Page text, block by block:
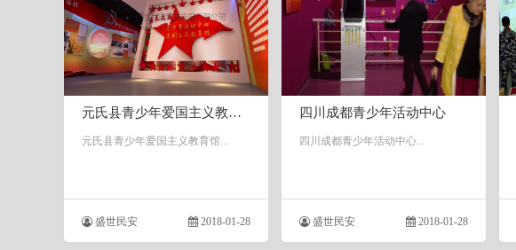
元氏县青少年爱国主义教育馆
元氏县青少年爱国主义教育馆...
盛世民安 2018-01-28
四川成都青少年活动中心
四川成都青少年活动中心...
盛世民安 2018-01-28